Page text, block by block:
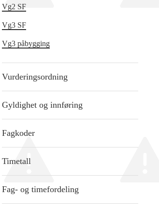
Vg2 SF
Vg3 SF
Vg3 påbygging
Vurderingsordning
Gyldighet og innføring
Fagkoder
Timetall
Fag- og timefordeling